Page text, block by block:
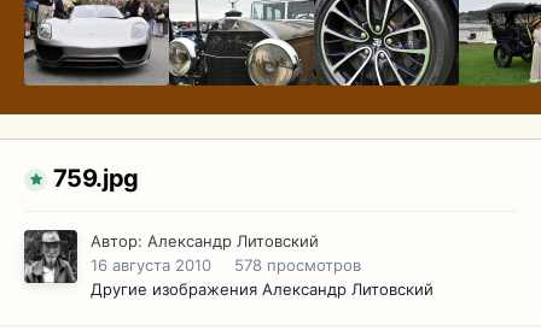
759.jpg
Автор: Александр Литовский
16 августа 2010
578 просмотров
Другие изображения Александр Литовский